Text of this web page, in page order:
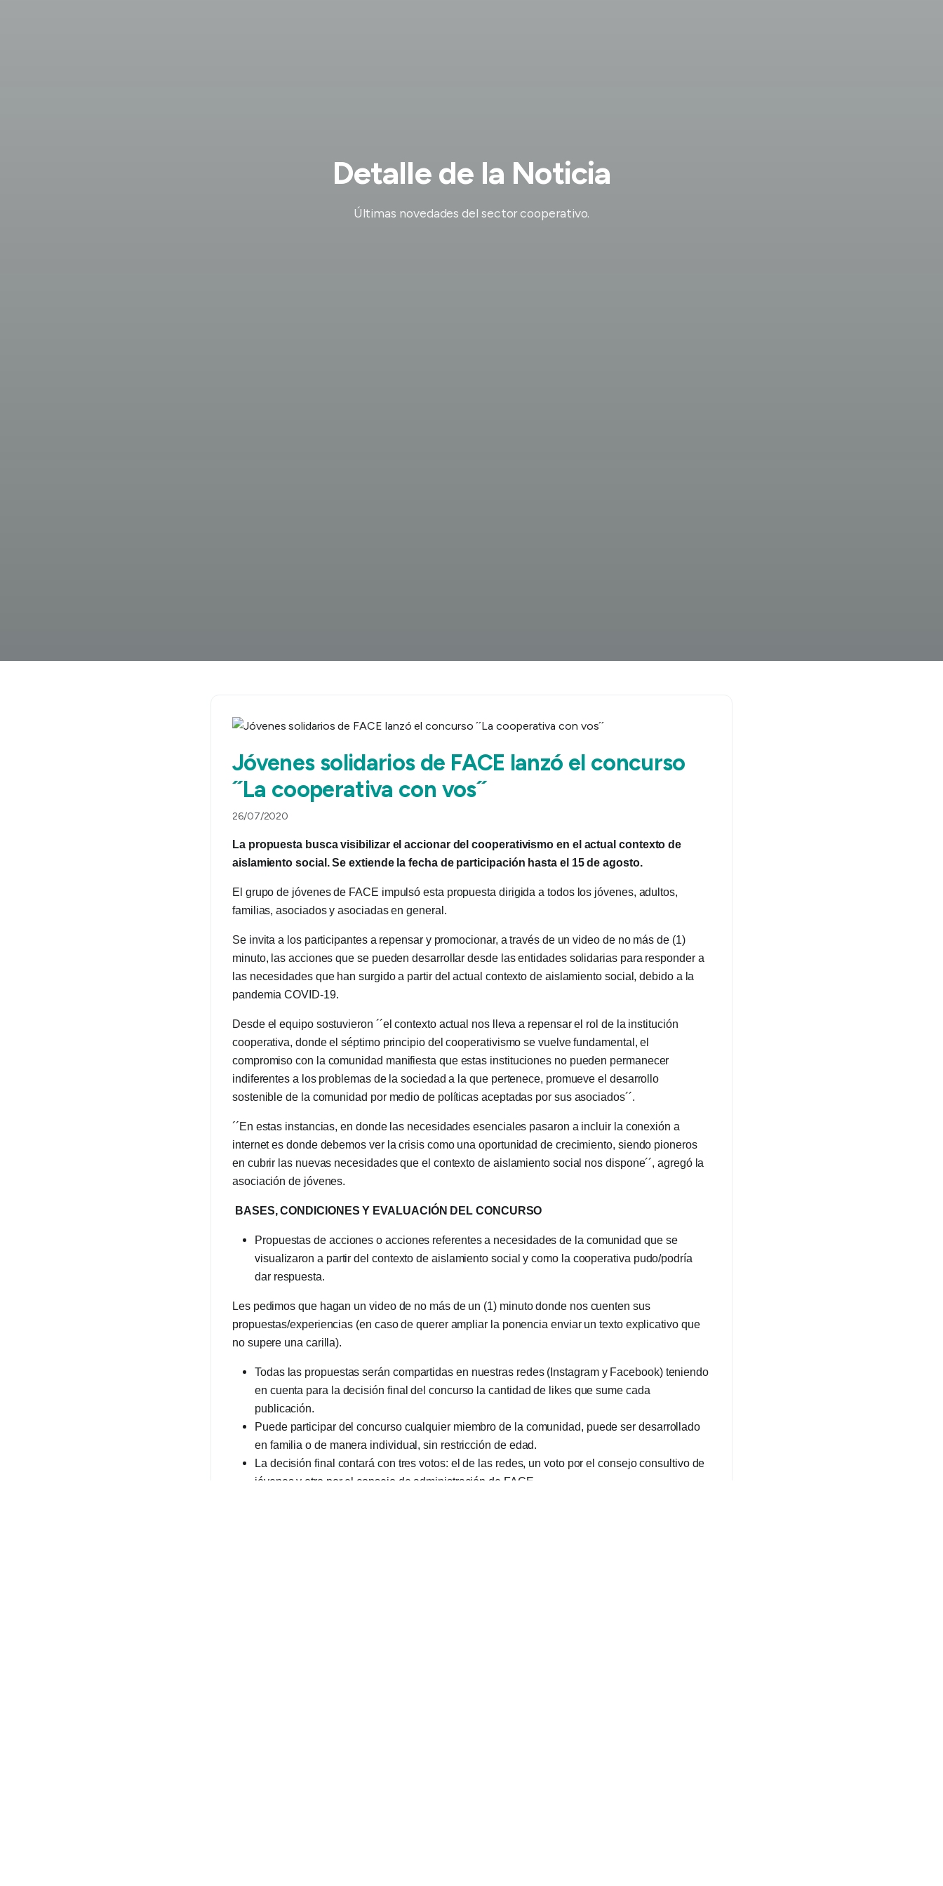
Detalle de la Noticia
Últimas novedades del sector cooperativo.
Jóvenes solidarios de FACE lanzó el concurso
´´La cooperativa con vos´´
26/07/2020
La propuesta busca visibilizar el accionar del cooperativismo en el actual contexto de
aislamiento social. Se extiende la fecha de participación hasta el 15 de agosto.
El grupo de jóvenes de FACE impulsó esta propuesta dirigida a todos los jóvenes, adultos,
familias, asociados y asociadas en general.
Se invita a los participantes a repensar y promocionar, a través de un video de no más de (1)
minuto, las acciones que se pueden desarrollar desde las entidades solidarias para responder a
las necesidades que han surgido a partir del actual contexto de aislamiento social, debido a la
pandemia COVID-19.
Desde el equipo sostuvieron ´´el contexto actual nos lleva a repensar el rol de la institución
cooperativa, donde el séptimo principio del cooperativismo se vuelve fundamental, el
compromiso con la comunidad manifiesta que estas instituciones no pueden permanecer
indiferentes a los problemas de la sociedad a la que pertenece, promueve el desarrollo
sostenible de la comunidad por medio de políticas aceptadas por sus asociados´´.
´´En estas instancias, en donde las necesidades esenciales pasaron a incluir la conexión a
internet es donde debemos ver la crisis como una oportunidad de crecimiento, siendo pioneros
en cubrir las nuevas necesidades que el contexto de aislamiento social nos dispone´´, agregó la
asociación de jóvenes.
BASES, CONDICIONES Y EVALUACIÓN DEL CONCURSO
Propuestas de acciones o acciones referentes a necesidades de la comunidad que se
visualizaron a partir del contexto de aislamiento social y como la cooperativa pudo/podría
dar respuesta.
Les pedimos que hagan un video de no más de un (1) minuto donde nos cuenten sus
propuestas/experiencias (en caso de querer ampliar la ponencia enviar un texto explicativo que
no supere una carilla).
Todas las propuestas serán compartidas en nuestras redes (Instagram y Facebook) teniendo
en cuenta para la decisión final del concurso la cantidad de likes que sume cada
publicación.
Puede participar del concurso cualquier miembro de la comunidad, puede ser desarrollado
en familia o de manera individual, sin restricción de edad.
La decisión final contará con tres votos: el de las redes, un voto por el consejo consultivo de
jóvenes y otro por el consejo de administración de FACE.